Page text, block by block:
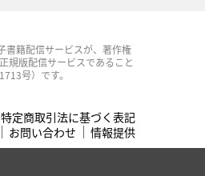
書籍配信サービスが、著作権
規版配信サービスであること
号）です。
特定商取引法に基づく表記
お問い合わせ 情報提供